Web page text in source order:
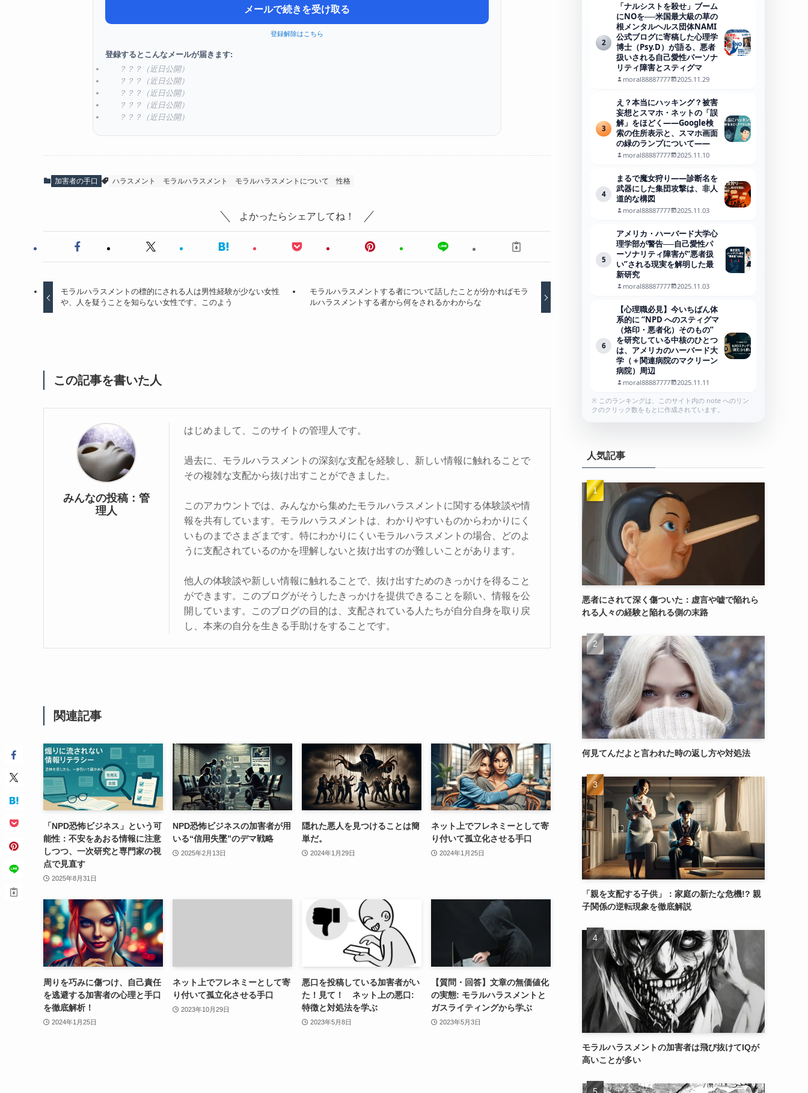
メールで続きを受け取る
登録解除はこちら
登録するとこんなメールが届きます:
？？？（近日公開）
？？？（近日公開）
？？？（近日公開）
？？？（近日公開）
？？？（近日公開）
加害者の手口 ハラスメント モラルハラスメント モラルハラスメントについて 性格
よかったらシェアしてね！
モラルハラスメントの標的にされる人は男性経験が少ない女性
や、人を疑うことを知らない女性です。このよう
モラルハラスメントする者について話したことが分かればモラ
ルハラスメントする者から何をされるかわからな
この記事を書いた人
みんなの投稿：管
理人
はじめまして、このサイトの管理人です。
過去に、モラルハラスメントの深刻な支配を経験し、新しい情報に触れることで
その複雑な支配から抜け出すことができました。
このアカウントでは、みんなから集めたモラルハラスメントに関する体験談や情
報を共有しています。モラルハラスメントは、わかりやすいものからわかりにく
いものまでさまざまです。特にわかりにくいモラルハラスメントの場合、どのよ
うに支配されているのかを理解しないと抜け出すのが難しいことがあります。
他人の体験談や新しい情報に触れることで、抜け出すためのきっかけを得ること
ができます。このブログがそうしたきっかけを提供できることを願い、情報を公
開しています。このブログの目的は、支配されている人たちが自分自身を取り戻
し、本来の自分を生きる手助けをすることです。
関連記事
「NPD恐怖ビジネス」という可
能性：不安をあおる情報に注意
しつつ、一次研究と専門家の視
点で見直す
2025年8月31日
NPD恐怖ビジネスの加害者が用
いる“信用失墜”のデマ戦略
2025年2月13日
隠れた悪人を見つけることは簡
単だ。
2024年1月29日
ネット上でフレネミーとして寄
り付いて孤立化させる手口
2024年1月25日
周りを巧みに傷つけ、自己責任
を逃避する加害者の心理と手口
を徹底解析！
2024年1月25日
ネット上でフレネミーとして寄
り付いて孤立化させる手口
2023年10月29日
悪口を投稿している加害者がい
た！見て！ ネット上の悪口:
特徴と対処法を学ぶ
2023年5月8日
【質問・回答】文章の無価値化
の実態: モラルハラスメントと
ガスライティングから学ぶ
2023年5月3日
2
「ナルシストを殺せ」ブーム
にNOを──米国最大級の草の
根メンタルヘルス団体NAMI
公式ブログに寄稿した心理学
博士（Psy.D）が語る、悪者
扱いされる自己愛性パーソナ
リティ障害とスティグマ
moral88887777 2025.11.29
3
え？本当にハッキング？被害
妄想とスマホ・ネットの「誤
解」をほどく――Google検
索の住所表示と、スマホ画面
の緑のランプについて――
moral88887777 2025.11.10
4
まるで魔女狩り——診断名を
武器にした集団攻撃は、非人
道的な構図
moral88887777 2025.11.03
5
アメリカ・ハーバード大学心
理学部が警告──自己愛性パ
ーソナリティ障害が“悪者扱
い”される現実を解明した最
新研究
moral88887777 2025.11.03
6
【心理職必見】今いちばん体
系的に “NPD へのスティグマ
（烙印・悪者化）そのもの”
を研究している中核のひとつ
は、アメリカのハーバード大
学（＋関連病院のマクリーン
病院）周辺
moral88887777
2025.11.11
※ このランキングは、このサイト内の note へのリン
クのクリック数をもとに作成されています。
人気記事
悪者にされて深く傷ついた：虚言や嘘で陥れら
れる人々の経験と陥れる側の末路
何見てんだよと言われた時の返し方や対処法
「親を支配する子供」：家庭の新たな危機!? 親
子関係の逆転現象を徹底解説
モラルハラスメントの加害者は飛び抜けてIQが
高いことが多い